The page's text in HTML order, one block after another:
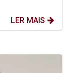
LER MAIS